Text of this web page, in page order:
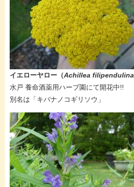
イエローヤロー（Achillea filipendulina
水戸 養命酒薬用ハーブ園にて開花中!!
​別名は「キバナノコギリソウ」